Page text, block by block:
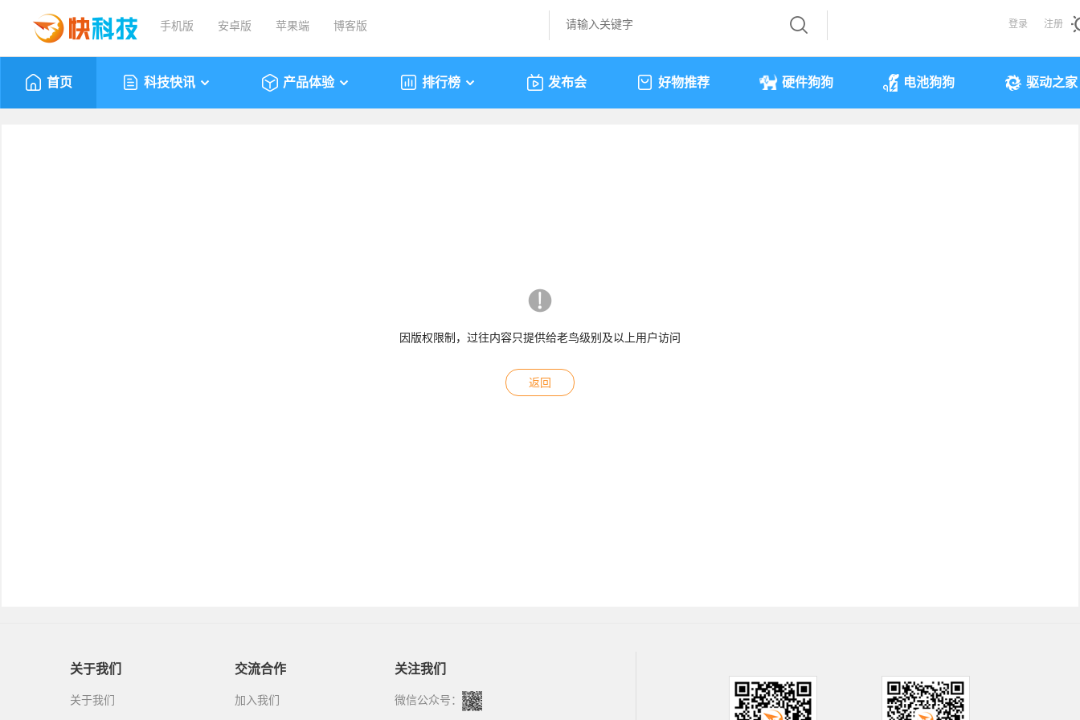
手机版 安卓版 苹果端 博客版 登录 注册
首页 科技快讯 产品体验 排行榜 发布会 好物推荐 硬件狗狗 电池狗狗 驱动之家
因版权限制，过往内容只提供给老鸟级别及以上用户访问
返回
关于我们
关于我们
交流合作
加入我们
关注我们
微信公众号：